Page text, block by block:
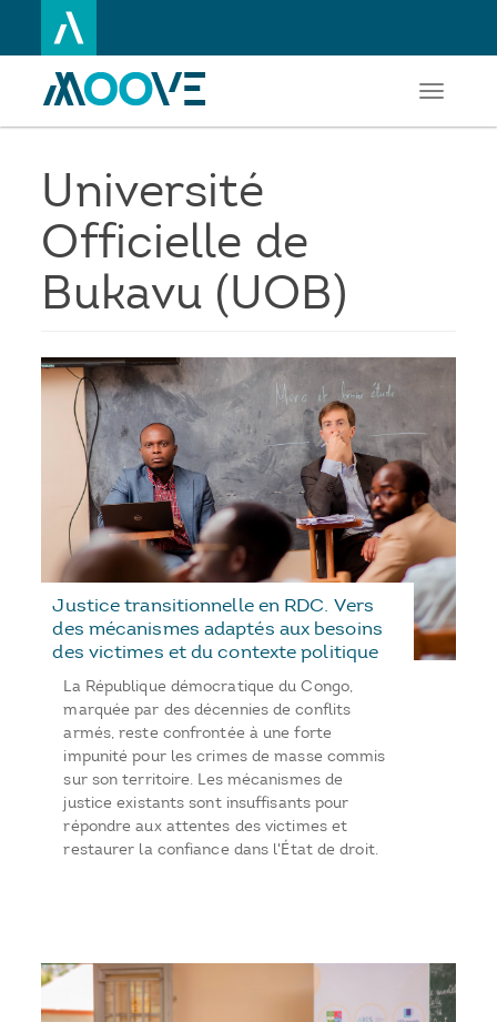
au
principal
Toggle
Université
Officielle de
Bukavu (UOB)
Justice transitionnelle en RDC. Vers
des mécanismes adaptés aux besoins
des victimes et du contexte politique
La République démocratique du Congo,
marquée par des décennies de conflits
armés, reste confrontée à une forte
impunité pour les crimes de masse commis
sur son territoire. Les mécanismes de
justice existants sont insuffisants pour
répondre aux attentes des victimes et
restaurer la confiance dans l'État de droit.